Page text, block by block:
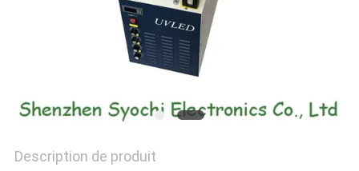
Description de produit